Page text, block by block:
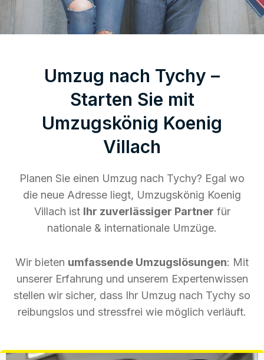
Umzug nach Tychy –
Starten Sie mit
Umzugskönig Koenig
Villach
Planen Sie einen Umzug nach Tychy? Egal wo
die neue Adresse liegt, Umzugskönig Koenig
Villach ist Ihr zuverlässiger Partner für
nationale & internationale Umzüge.
Wir bieten umfassende Umzugslösungen: Mit
unserer Erfahrung und unserem Expertenwissen
stellen wir sicher, dass Ihr Umzug nach Tychy so
reibungslos und stressfrei wie möglich verläuft.